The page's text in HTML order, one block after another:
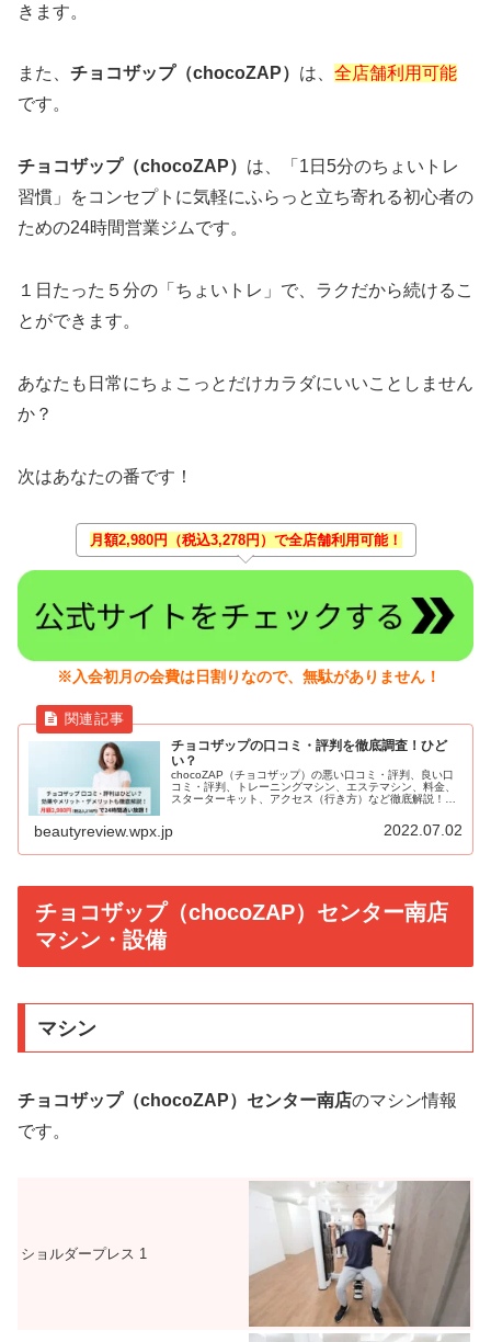
きます。
また、 チョコザップ（chocoZAP） は、 全店舗利用可能
です。
チョコザップ（chocoZAP） は、「1日5分のちょいトレ
習慣」をコンセプトに気軽にふらっと立ち寄れる初心者の
ための24時間営業ジムです。
１日たった５分の「ちょいトレ」で、ラクだから続けるこ
とができます。
あなたも日常にちょこっとだけカラダにいいことしません
か？
次はあなたの番です！
月額2,980円（税込3,278円）で全店舗利用可能！
※入会初月の会費は日割りなので、無駄がありません！
チョコザップの口コミ・評判を徹底調査！ひど
い？
chocoZAP（チョコザップ）の悪い口コミ・評判、良い口
コミ・評判、トレーニングマシン、エステマシン、料金、
スターターキット、アクセス（行き方）など徹底解説！
ム。月額2,980円（税込3,278円）と圧倒的にコスパがよ
く、セルフエステも導入。
beautyreview.wpx.jp 2022.07.02
チョコザップ（chocoZAP）センター南店
マシン・設備
マシン
チョコザップ（chocoZAP）センター南店のマシン情報
です。
ショルダープレス 1